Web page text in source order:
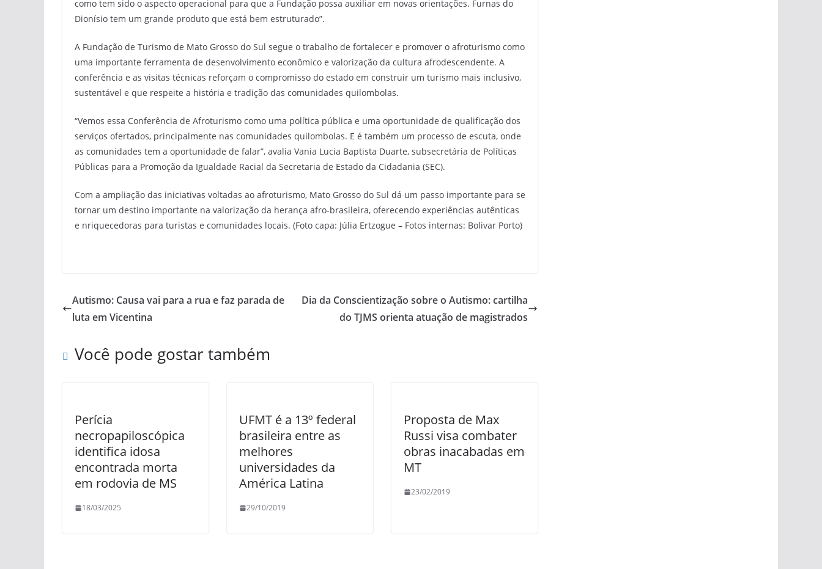
como tem sido o aspecto operacional para que a Fundação possa auxiliar em novas orientações. Furnas do
Dionísio tem um grande produto que está bem estruturado”.
A Fundação de Turismo de Mato Grosso do Sul segue o trabalho de fortalecer e promover o afroturismo como
uma importante ferramenta de desenvolvimento econômico e valorização da cultura afrodescendente. A
conferência e as visitas técnicas reforçam o compromisso do estado em construir um turismo mais inclusivo,
sustentável e que respeite a história e tradição das comunidades quilombolas.
“Vemos essa Conferência de Afroturismo como uma política pública e uma oportunidade de qualificação dos
serviços ofertados, principalmente nas comunidades quilombolas. E é também um processo de escuta, onde
as comunidades tem a oportunidade de falar”, avalia Vania Lucia Baptista Duarte, subsecretária de Políticas
Públicas para a Promoção da Igualdade Racial da Secretaria de Estado da Cidadania (SEC).
Com a ampliação das iniciativas voltadas ao afroturismo, Mato Grosso do Sul dá um passo importante para se
tornar um destino importante na valorização da herança afro-brasileira, oferecendo experiências autênticas
e nriquecedoras para turistas e comunidades locais. (Foto capa: Júlia Ertzogue – Fotos internas: Bolivar Porto)
Autismo: Causa vai para a rua e faz parada de
luta em Vicentina
Dia da Conscientização sobre o Autismo: cartilha
do TJMS orienta atuação de magistrados
Você pode gostar também
Perícia
necropapiloscópica
identifica idosa
encontrada morta
em rodovia de MS
18/03/2025
UFMT é a 13º federal
brasileira entre as
melhores
universidades da
América Latina
29/10/2019
Proposta de Max
Russi visa combater
obras inacabadas em
MT
23/02/2019